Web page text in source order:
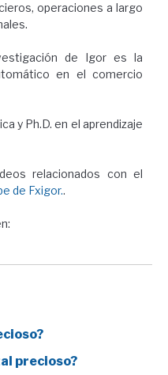
operaciones a largo
de Igor es la
en el comercio
y Ph.D. en el aprendizaje
relacionados con el
de Fxigor..
precioso?